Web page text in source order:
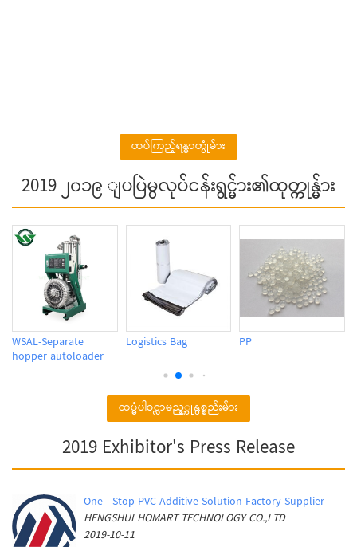
ထပ်ကြည့်ရန္ဓာတ္ပုံမ်ား
2019 ၂၀၁၉ ျပပြဲမွလုပ်ငန်းရွင္မ်ား၏ထုတ္ကုန္မ်ား
WSAL-Separate
hopper autoloader
Logistics Bag PP
ထပ္မံပါဝင္လာမည့္ကုန္ပစ္စည်းမ်ား
2019 Exhibitor's Press Release
One - Stop PVC Additive Solution Factory Supplier
HENGSHUI HOMART TECHNOLOGY CO.,LTD
2019-10-11